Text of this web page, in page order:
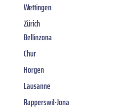
Wettingen
Zürich
Bellinzona
Chur
Horgen
Lausanne
Rapperswil-Jona